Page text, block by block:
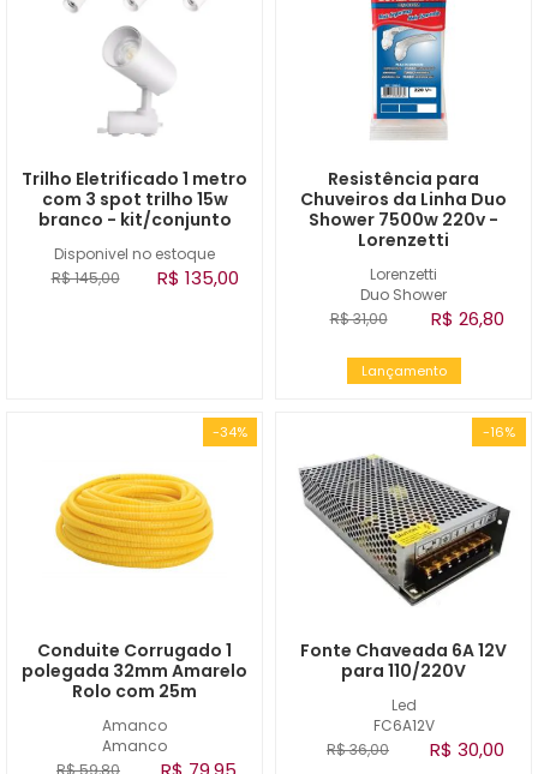
Disponivel no estoque
Trilho Eletrificado 1 metro
com 3 spot trilho 15w
branco - kit/conjunto
R$ 145,00 R$ 135,00
Lorenzetti
Duo Shower
Resistência para
Chuveiros da Linha Duo
Shower 7500w 220v -
Lorenzetti
R$ 31,00 R$ 26,80
Lançamento
-34%
Amanco
Amanco
Conduite Corrugado 1
polegada 32mm Amarelo
Rolo com 25m
R$ 59,80
-16%
Led
FC6A12V
Fonte Chaveada 6A 12V
para 110/220V
R$ 36,00 R$ 30,00